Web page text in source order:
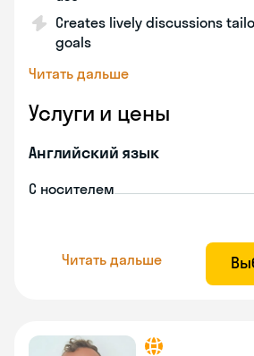
Creates lively discussions
goals
Читать дальше
Услуги и цены
Английский язык
С носителем
Читать дальше